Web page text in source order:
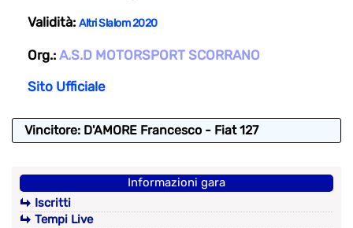
Validità: Altri Slalom 2020
Org.: A.S.D MOTORSPORT SCORRANO
Sito Ufficiale
Vincitore: D'AMORE Francesco - Fiat 127
Informazioni gara
Iscritti
Tempi Live